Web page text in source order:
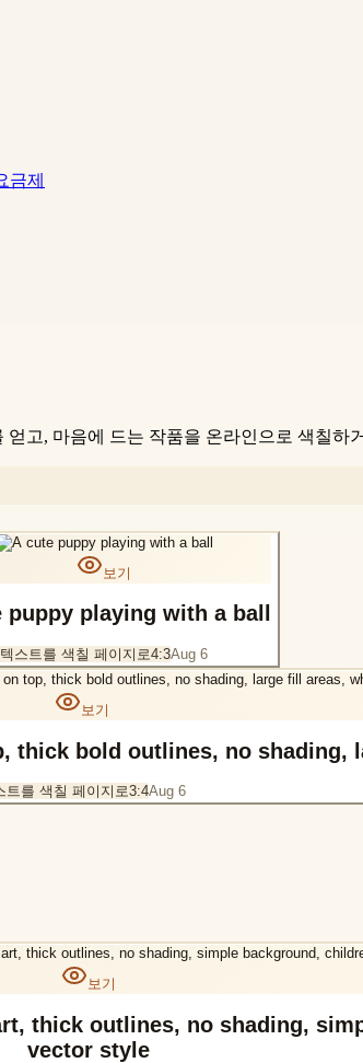
금제
고, 마음에 드는 작품을 온라인으로 색칠하
보기
puppy playing with a ball
텍스트를 색칠 페이지로4:3Aug 6
보기
bold outlines, no shading,
트를 색칠 페이지로3:4Aug 6
보기
thick outlines, no shading,
vector style